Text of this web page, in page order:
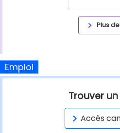
Plus
Emploi
Trouver
Accès